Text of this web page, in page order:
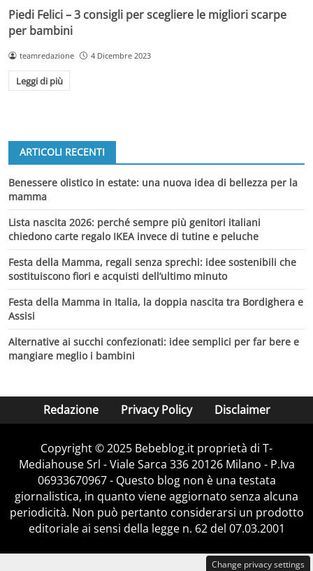
Piedi Felici – 3 consigli per scegliere le migliori scarpe
per bambini
teamredazione 4 Dicembre 2023
Leggi di più
ARTICOLI RECENTI
Benessere olistico in estate: una nuova idea di bellezza per la
mamma
Lista nascita 2026: perché sempre più genitori italiani
chiedono carte regalo IKEA invece di tutine e peluche
Festa della Mamma, regali senza sprechi: idee sostenibili che
sostituiscono fiori e acquisti dell’ultimo minuto
Festa della Mamma in Italia, la doppia nascita tra Bordighera e
Assisi
Alternative ai succhi confezionati: idee semplici per far bere e
mangiare meglio i bambini
Redazione Privacy Policy Disclaimer
Copyright © 2025 Bebeblog.it proprietà di T-
Mediahouse Srl - Viale Sarca 336 20126 Milano - P.Iva
06933670967 - Questo blog non è una testata
giornalistica, in quanto viene aggiornato senza alcuna
periodicità. Non può pertanto considerarsi un prodotto
editoriale ai sensi della legge n. 62 del 07.03.2001
Change privacy settings